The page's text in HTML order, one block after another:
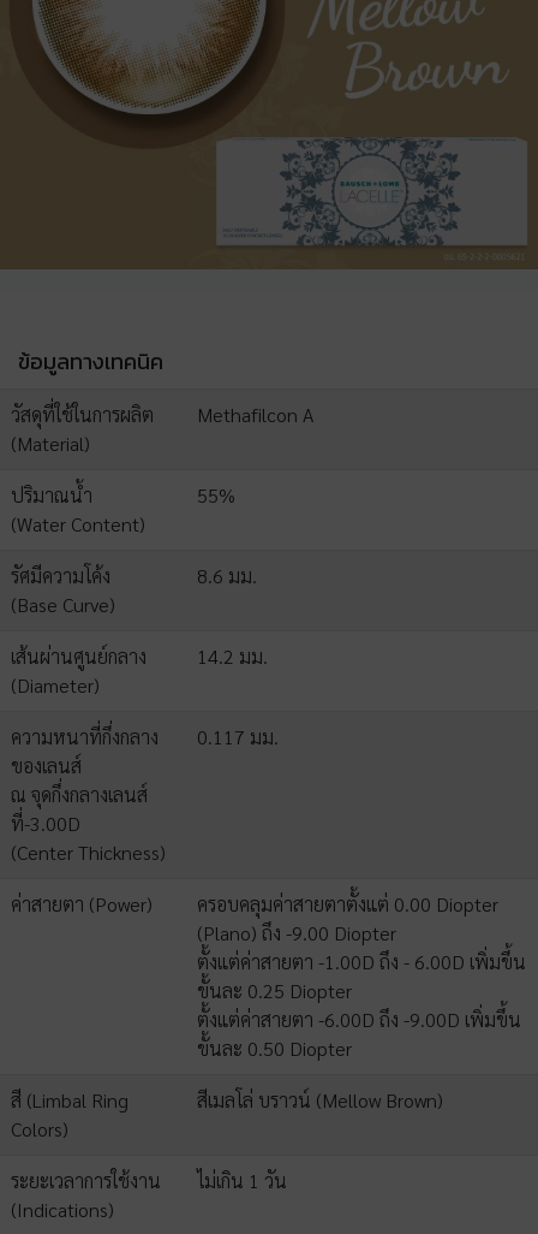
ข้อมูลทางเทคนิค
วัสดุที่ใช้ในการผลิต
(Material)
Methafilcon A
ปริมาณน้ำ
(Water Content)
55%
รัศมีความโค้ง
(Base Curve)
8.6 มม.
เส้นผ่านศูนย์กลาง
(Diameter)
14.2 มม.
ความหนาที่กึ่งกลาง
ของเลนส์
ณ จุดกึ่งกลางเลนส์
ที่-3.00D
(Center Thickness)
0.117 มม.
ค่าสายตา (Power)
ครอบคลุมค่าสายตาตั้งแต่ 0.00 Diopter
(Plano) ถึง -9.00 Diopter
ตั้งแต่ค่าสายตา -1.00D ถึง - 6.00D เพิ่มขึ้น
ขั้นละ 0.25 Diopter
ตั้งแต่ค่าสายตา -6.00D ถึง -9.00D เพิ่มขึ้น
ขั้นละ 0.50 Diopter
สี (Limbal Ring
Colors)
สีเมลโล่ บราวน์ (Mellow Brown)
ระยะเวลาการใช้งาน
(Indications)
ไม่เกิน 1 วัน